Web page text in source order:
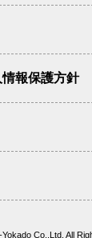
報保護方針
Co.,Ltd. All